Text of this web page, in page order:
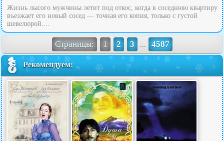
Жизнь лысого мужчины летит под откос, когда в соседнюю квартиру
въезжает его новый сосед — точная его копия, только с густой
шевелюрой....
Страницы: 1 2 3 ... 4587
Рекомендуем: